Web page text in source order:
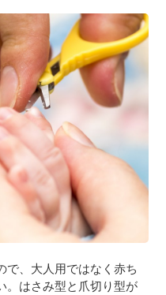
で、大人用ではなく赤ち
。はさみ型と爪切り型が